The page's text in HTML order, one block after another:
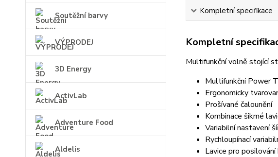
Soutěžní barvy
VÝPRODEJ
3D Energy
ActivLab
Adventure Food
Aldelis
Kompletní specifikace
Kompletní
Multifunkční volně stojící
Multifunkční Power
Ergonomicky
Prošívané čalounění
Kombinace šikmé
Variabilní nastavení
Rychloupínací
Lavice pro